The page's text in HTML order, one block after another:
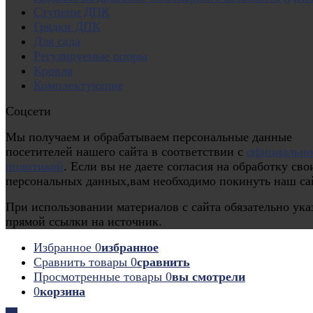
Ступени ДПК
Грядки ДПК
Для сада
Регулируемые опоры
Кровля
Комплектующие
Соцсети
Мы получаем и обрабатываем персональные данные
посетителей нашего сайта в соответствии с
политикой. Если вы не даете согласия на обработку
персональных данных,вам необходимо покинуть наш
При использовании материалов с сайта обязательно
прямой ссылки на источник.
Избранное 0избранное
Сравнить товары 0сравнить
Просмотренные товары 0вы смотрели
0корзина